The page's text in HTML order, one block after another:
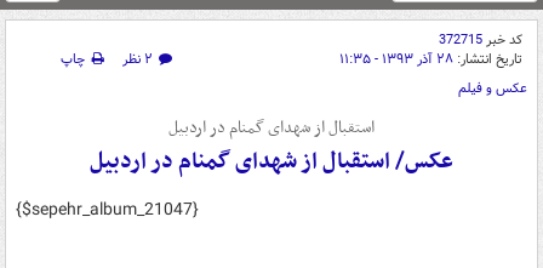
کد خبر372715
تاریخ انتشار: ۲۸ آذر ۱۳۹۳ - ۱۱:۳۵ ۲ نظر
چاپ
عکس و فیلم
استقبال از شهدای گمنام در اردبیل
عکس/ استقبال از شهدای گمنام در اردبیل
{$sepehr_album_21047}